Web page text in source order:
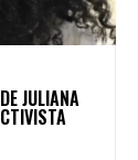
JULIANA